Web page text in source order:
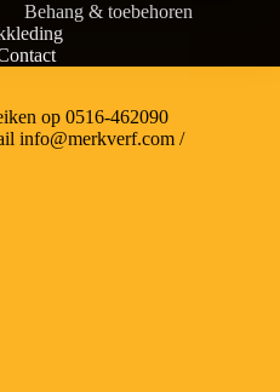
Behang & toebehoren
op 0516-462090
info@merkverf.com /